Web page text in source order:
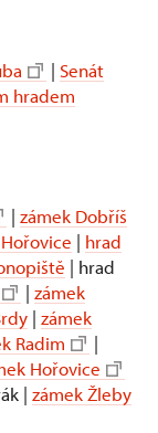
| Senát
hradem
| zámek Dobříš
| hrad
| hrad
| zámek
| zámek
Radim
|
Hořovice
| zámek Žleby